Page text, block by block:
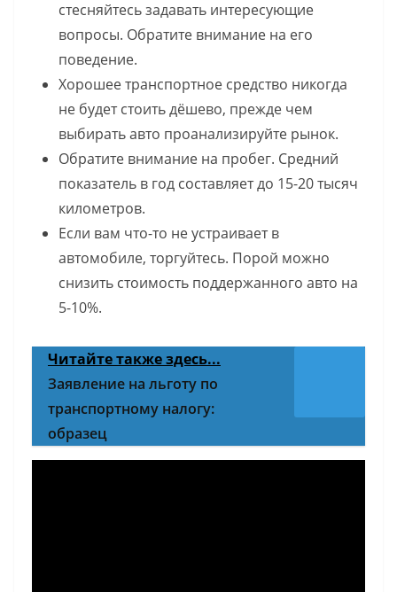
стесняйтесь задавать интересующие
вопросы. Обратите внимание на его
поведение.
Хорошее транспортное средство никогда
не будет стоить дёшево, прежде чем
выбирать авто проанализируйте рынок.
Обратите внимание на пробег. Средний
показатель в год составляет до 15-20 тысяч
километров.
Если вам что-то не устраивает в
автомобиле, торгуйтесь. Порой можно
снизить стоимость поддержанного авто на
5-10%.
Читайте также здесь...
Заявление на льготу по
транспортному налогу:
образец